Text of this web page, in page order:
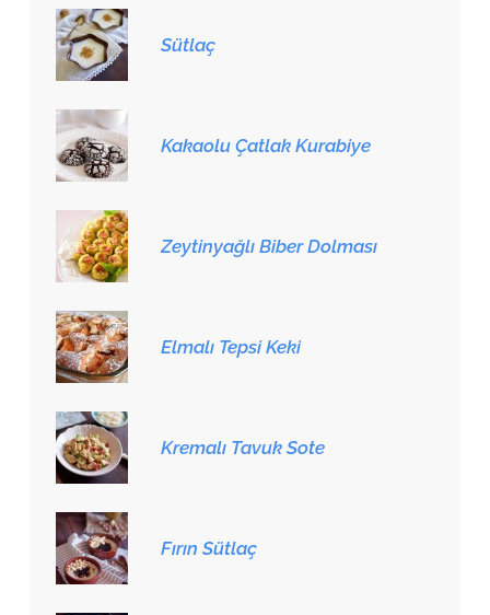
Sütlaç
Kakaolu Çatlak Kurabiye
Zeytinyağlı Biber Dolması
Elmalı Tepsi Keki
Kremalı Tavuk Sote
Fırın Sütlaç